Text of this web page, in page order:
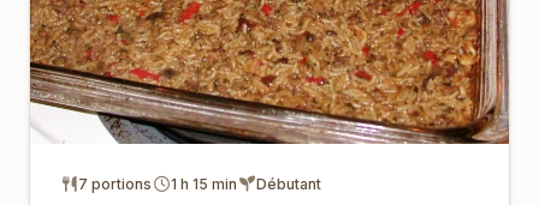
7 portions 1 h 15 min Débutant